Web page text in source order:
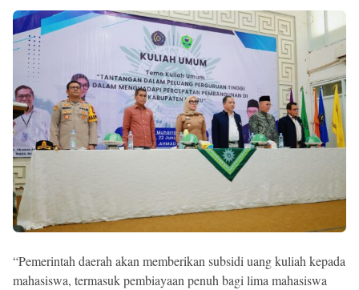
“Pemerintah daerah akan memberikan subsidi uang kuliah kepada
mahasiswa, termasuk pembiayaan penuh bagi lima mahasiswa